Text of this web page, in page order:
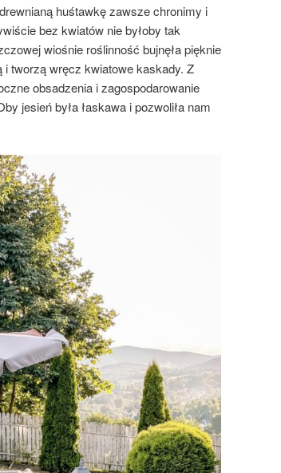
huśtawkę zawsze chronimy i
bez kwiatów nie byłoby tak
wiośnie roślinność bujnęła pięknie
tworzą wręcz kwiatowe kaskady. Z
obsadzenia i zagospodarowanie
jesień była łaskawa i pozwoliła nam